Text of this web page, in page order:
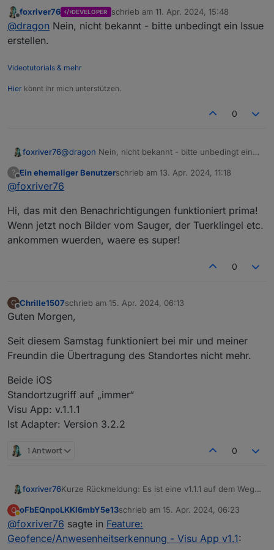
Fehler?
Offline
foxriver76 DEVELOPER schrieb am 11. Apr. 2024, 15:48
zuletzt editiert von
@dragon Nein, nicht bekannt - bitte unbedingt ein Issue
erstellen.
Videotutorials & mehr
Hier könnt ihr mich unterstützen.
0
foxriver76@dragon Nein, nicht bekannt - bitte unbedingt ein
?
Offline
Ein ehemaliger Benutzerschrieb am 13. Apr. 2024, 11:18
zuletzt editiert von
@foxriver76
Hi, das mit den Benachrichtigungen funktioniert prima!
Wenn jetzt noch Bilder vom Sauger, der Tuerklingel etc.
ankommen wuerden, waere es super!
0
C
Offline
Chrille1507schrieb am 15. Apr. 2024, 06:13
zuletzt editiert von
Guten Morgen,
Seit diesem Samstag funktioniert bei mir und meiner
Freundin die Übertragung des Standortes nicht mehr.
Beide iOS
Standortzugriff auf „immer“
Visu App: v.1.1.1
Ist Adapter: Version 3.2.2
1 Antwort 0
foxriver76Kurze Rückmeldung: Es ist eine v1.1.1 auf dem Weg,
etc angefordert bzgl. der jetzt benötigten Rechte für
den Zugriff auf den Standort im Hintergrund, was
wir nun alles eingereicht haben. Es kann allerdings
sein, dass es durch die manuelle Prüfung 1-2 Tage
Unter iOS sollte die 1.1.0 bereits tun, für Android
wird es dann erst mit v1.1.1 möglich sein die Funktion
zu nutzen.
O
Abwesend
oFbEQnpoLKKl6mbY5e13schrieb am 15. Apr. 2024, 06:23
zuletzt editiert von
@foxriver76 sagte in Feature:
Geofence/Anwesenheitserkennung - Visu App v1.1: